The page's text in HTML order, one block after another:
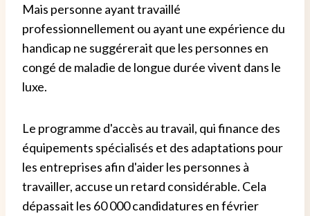
Mais personne ayant travaillé
professionnellement ou ayant une expérience du
handicap ne suggérerait que les personnes en
congé de maladie de longue durée vivent dans le
luxe.
Le programme d'accès au travail, qui finance des
équipements spécialisés et des adaptations pour
les entreprises afin d'aider les personnes à
travailler, accuse un retard considérable. Cela
dépassait les 60 000 candidatures en février